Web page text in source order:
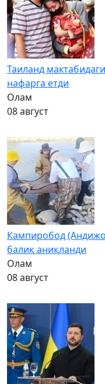
Таиланд
нафарга етди
Олам
08 август
Кампиробод
балиқ аниқланди
Олам
08 август